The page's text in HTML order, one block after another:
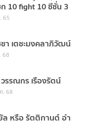
10 fight 10 ซีซั่น 3
65
า เตชะมงคลาภิวัฒน์
68
รรณกร เรืองรัตน์
. 68
ล หรือ รัตติกานต์ อำ